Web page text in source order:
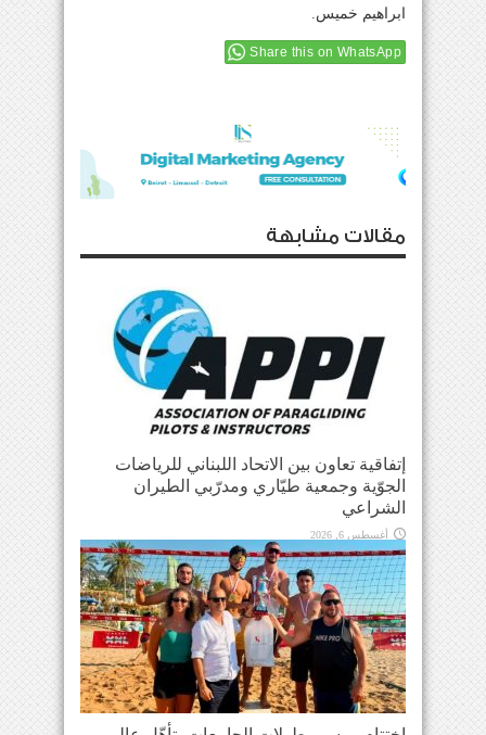
ابراهيم خميس.
Share this on WhatsApp
مقالات مشابهة
إتفاقية تعاون بين الاتحاد اللبناني للرياضات
الجوّية وجمعية طيّاري ومدرّبي الطيران
الشراعي
أغسطس 6, 2026